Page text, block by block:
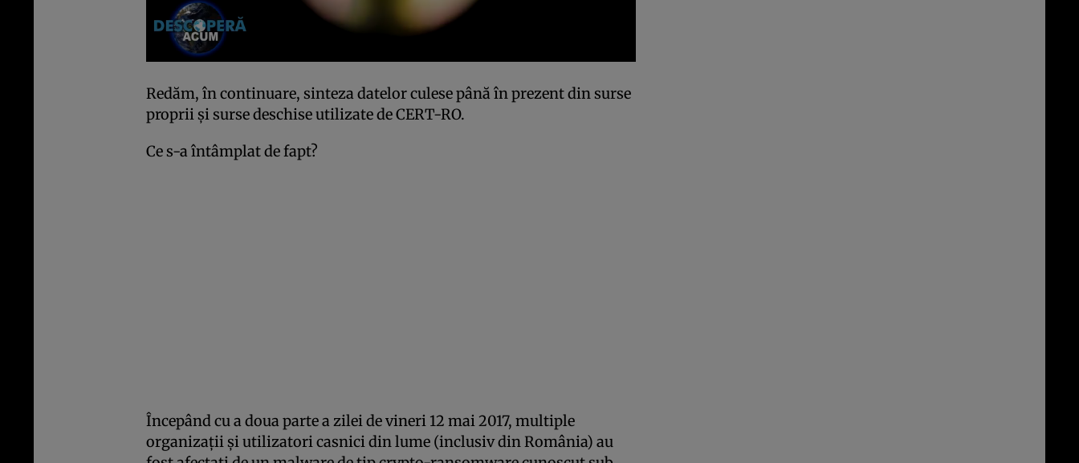
Redăm, în continuare, sinteza datelor culese până în prezent din surse
proprii şi surse deschise utilizate de CERT-RO.
Ce s-a întâmplat de fapt?
Începând cu a doua parte a zilei de vineri 12 mai 2017, multiple
organizaţii şi utilizatori casnici din lume (inclusiv din România) au